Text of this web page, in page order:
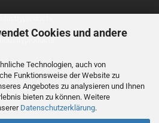
Cookies und andere
Technologien, auch von
Funktionsweise der Website zu
Angebotes zu analysieren und Ihnen
bieten zu können. Weitere
Datenschutzerklärung.